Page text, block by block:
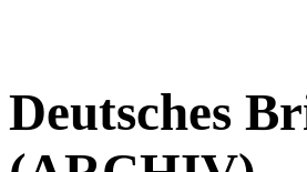
Deutsches